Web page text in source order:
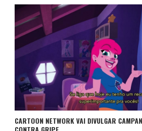
CARTOON NETWORK VAI DIVULGAR